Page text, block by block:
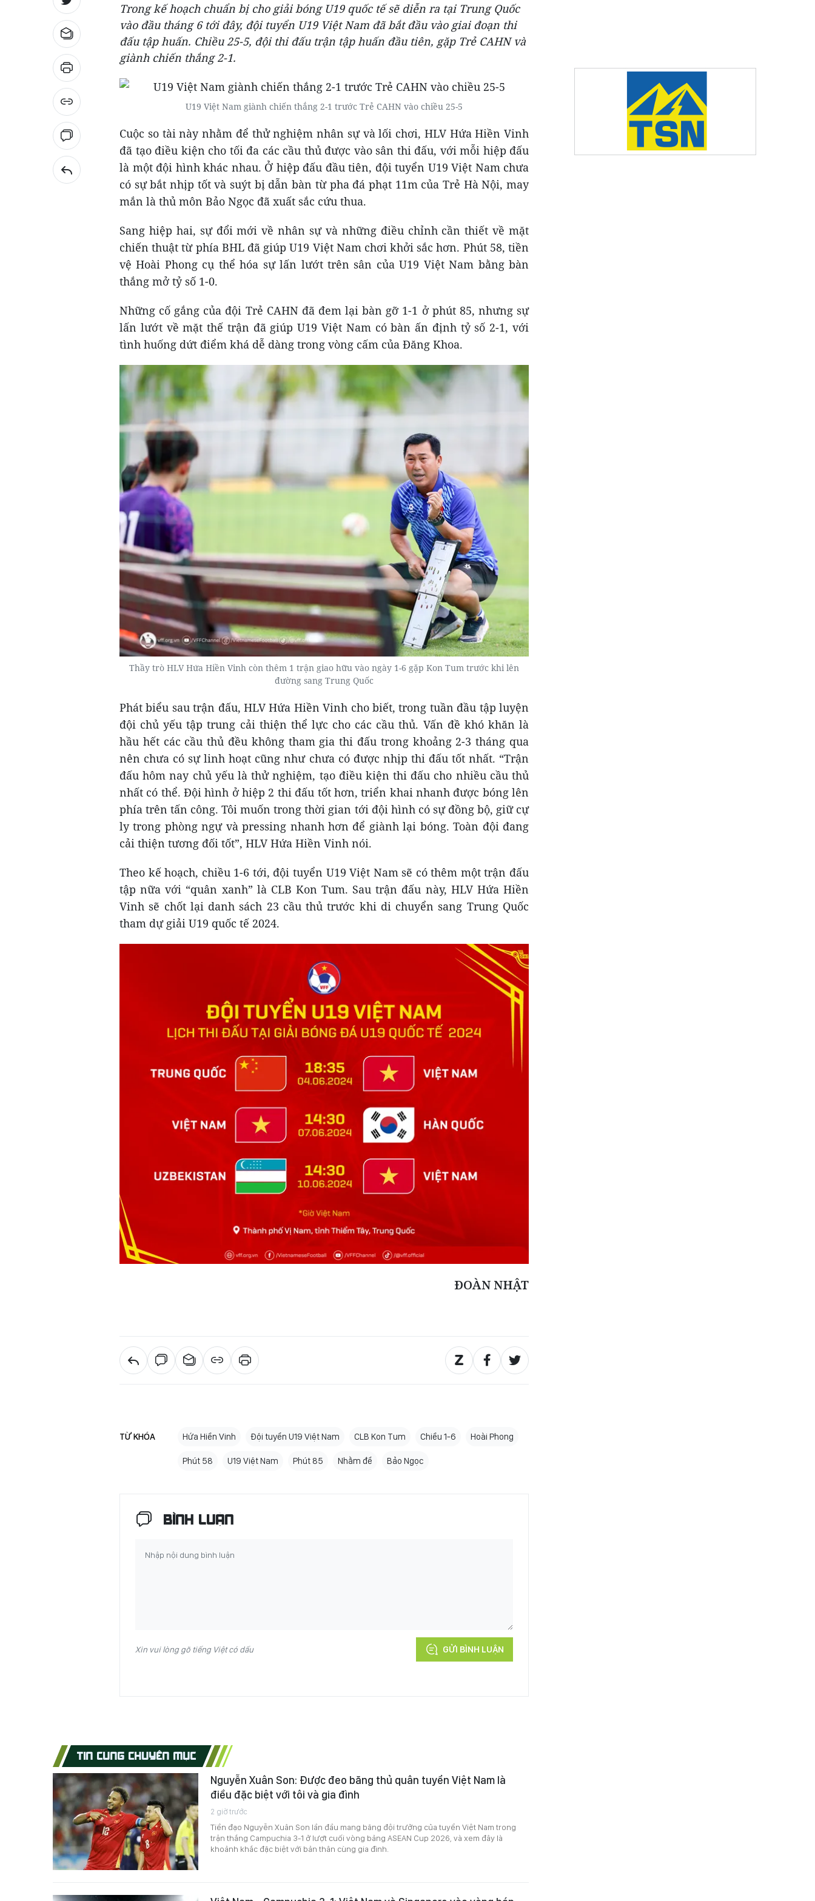
Trong kế hoạch chuẩn bị cho giải bóng U19 quốc tế sẽ diễn ra tại Trung Quốc
vào đầu tháng 6 tới đây, đội tuyển U19 Việt Nam đã bắt đầu vào giai đoạn thi
đấu tập huấn. Chiều 25-5, đội thi đấu trận tập huấn đầu tiên, gặp Trẻ CAHN và
giành chiến thắng 2-1.
U19 Việt Nam giành chiến thắng 2-1 trước Trẻ CAHN vào chiều 25-5
Cuộc so tài này nhằm để thử nghiệm nhân sự và lối chơi, HLV Hứa Hiền Vinh
đã tạo điều kiện cho tối đa các cầu thủ được vào sân thi đấu, với mỗi hiệp đấu
là một đội hình khác nhau. Ở hiệp đấu đầu tiên, đội tuyển U19 Việt Nam chưa
có sự bắt nhịp tốt và suýt bị dẫn bàn từ pha đá phạt 11m của Trẻ Hà Nội, may
mắn là thủ môn Bảo Ngọc đã xuất sắc cứu thua.
Sang hiệp hai, sự đổi mới về nhân sự và những điều chỉnh cần thiết về mặt
chiến thuật từ phía BHL đã giúp U19 Việt Nam chơi khởi sắc hơn. Phút 58, tiền
vệ Hoài Phong cụ thể hóa sự lấn lướt trên sân của U19 Việt Nam bằng bàn
thắng mở tỷ số 1-0.
Những cố gắng của đội Trẻ CAHN đã đem lại bàn gỡ 1-1 ở phút 85, nhưng sự
lấn lướt về mặt thế trận đã giúp U19 Việt Nam có bàn ấn định tỷ số 2-1, với
tình huống dứt điểm khá dễ dàng trong vòng cấm của Đăng Khoa.
Thầy trò HLV Hứa Hiền Vinh còn thêm 1 trận giao hữu vào ngày 1-6 gặp Kon Tum trước khi lên
đường sang Trung Quốc
Phát biểu sau trận đấu, HLV Hứa Hiền Vinh cho biết, trong tuần đầu tập luyện
đội chủ yếu tập trung cải thiện thể lực cho các cầu thủ. Vấn đề khó khăn là
hầu hết các cầu thủ đều không tham gia thi đấu trong khoảng 2-3 tháng qua
nên chưa có sự linh hoạt cũng như chưa có được nhịp thi đấu tốt nhất. “Trận
đấu hôm nay chủ yếu là thử nghiệm, tạo điều kiện thi đấu cho nhiều cầu thủ
nhất có thể. Đội hình ở hiệp 2 thi đấu tốt hơn, triển khai nhanh được bóng lên
phía trên tấn công. Tôi muốn trong thời gian tới đội hình có sự đồng bộ, giữ cự
ly trong phòng ngự và pressing nhanh hơn để giành lại bóng. Toàn đội đang
cải thiện tương đối tốt”, HLV Hứa Hiền Vinh nói.
Theo kế hoạch, chiều 1-6 tới, đội tuyển U19 Việt Nam sẽ có thêm một trận đấu
tập nữa với “quân xanh” là CLB Kon Tum. Sau trận đấu này, HLV Hứa Hiền
Vinh sẽ chốt lại danh sách 23 cầu thủ trước khi di chuyển sang Trung Quốc
tham dự giải U19 quốc tế 2024.
ĐOÀN NHẬT
TỪ KHÓA Hứa Hiền Vinh Đội tuyển U19 Việt Nam CLB Kon Tum Chiều 1-6 Hoài Phong
Phút 58 U19 Việt Nam Phút 85 Nhằm để Bảo Ngọc
BÌNH LUẬN
Xin vui lòng gõ tiếng Việt có dấu GỬI BÌNH LUẬN
TIN CÙNG CHUYÊN MỤC
Nguyễn Xuân Son: Được đeo băng thủ quân tuyển Việt Nam là
điều đặc biệt với tôi và gia đình
2 giờ trước
Tiền đạo Nguyễn Xuân Son lần đầu mang băng đội trưởng của tuyển Việt Nam trong
trận thắng Campuchia 3-1 ở lượt cuối vòng bảng ASEAN Cup 2026, và xem đây là
khoảnh khắc đặc biệt với bản thân cùng gia đình.